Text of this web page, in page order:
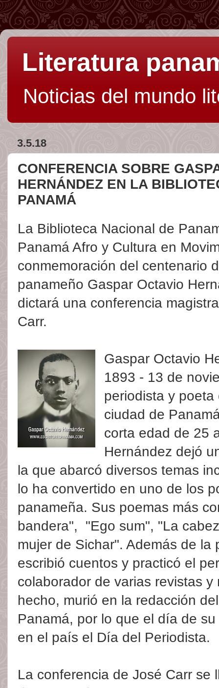
Literatura
Noticias del mundo
3.5.18
CONFERENCIA SOBRE
HERNÁNDEZ EN LA
PANAMÁ
La Biblioteca Nacional de
Panamá Afro y Cultura en
conmemoración del centenario
panameño Gaspar Octavio
dictará una conferencia
Carr.
Gaspar Octavio
1893 - 13 de
periodista y
ciudad de
corta edad de 25
Hernández dejó
la que abarcó diversos temas
lo ha convertido en uno de los
panameña. Sus poemas más
bandera", "Ego sum", "La
mujer de Sichar". Además de la
escribió cuentos y practicó el
colaborador de varias revistas y
hecho, murió en la redacción
Panamá, por lo que el día de
en el país el Día del Periodista.
La conferencia de José Carr se